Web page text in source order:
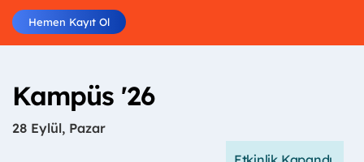
Hemen Kayıt Ol
Kampüs '26
28 Eylül, Pazar